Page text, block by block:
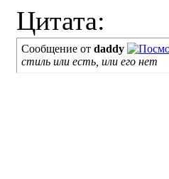
Цитата:
Сообщение от daddy
стиль или есть, или его нет